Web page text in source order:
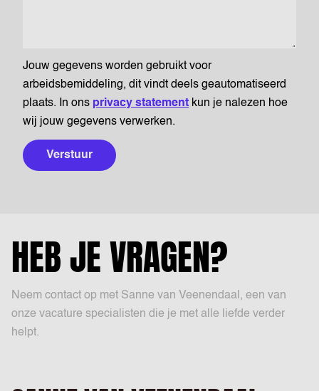
Jouw gegevens worden gebruikt voor
arbeidsbemiddeling, dit vindt deels geautomatiseerd
plaats. In ons privacy statement kun je nalezen hoe
wij jouw gegevens verwerken.
Verstuur
HEB JE VRAGEN?
Neem contact op met Sanne van Veenendaal, een van
onze vacature specialisten die je met alle liefde verder
helpt.